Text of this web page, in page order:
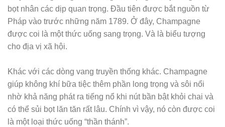
bọt nhân các dịp quan trọng. Đầu tiên được bắt nguồn từ
Pháp vào trước những năm 1789. Ở đây, Champagne
được coi là một thức uống sang trọng. Và là biểu tượng
cho địa vị xã hội.
Khác với các dòng vang truyền thống khác. Champagne
giúp không khí bữa tiệc thêm phần long trọng và sôi nổi
nhờ khả năng phát ra tiếng nổ khi nút bần bật khỏi chai và
có thể sủi bọt lăn tăn rất lâu. Chính vì vậy, nó còn được coi
là một loại thức uống “thần thánh”.